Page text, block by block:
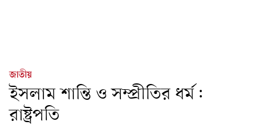
জাতীয়
ইসলাম শান্তি ও সম্প্রীতির ধর্ম:
রাষ্ট্রপতি